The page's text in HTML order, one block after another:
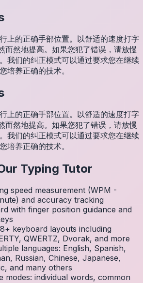
上的正确手部位置。以舒适的速度打字
而然地提高。如果您犯了错误，请放慢
我们的纠正模式可以通过要求您在继续
培养正确的技术。
上的正确手部位置。以舒适的速度打字
而然地提高。如果您犯了错误，请放慢
我们的纠正模式可以通过要求您在继续
培养正确的技术。
Typing Tutor
speed measurement (WPM -
and accuracy tracking
with finger position guidance and
keyboard layouts including
QWERTZ, Dvorak, and more
languages: English, Spanish,
Russian, Chinese, Japanese,
and many others
modes: individual words, common